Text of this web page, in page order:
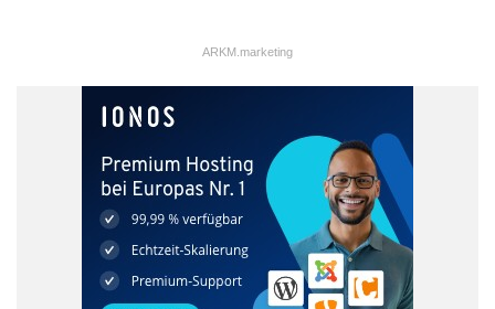
den Unterschied
ARKM.marketing